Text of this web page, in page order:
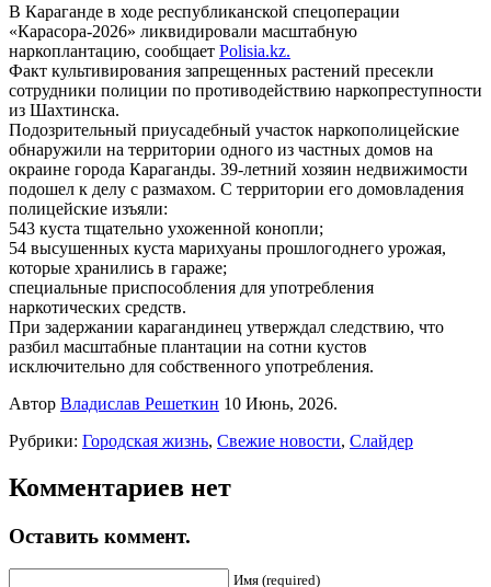
В Караганде в ходе республиканской спецоперации
«Карасора-2026» ликвидировали масштабную
наркоплантацию, сообщает Polisia.kz.
Факт культивирования запрещенных растений пресекли
сотрудники полиции по противодействию наркопреступности
из Шахтинска.
Подозрительный приусадебный участок наркополицейские
обнаружили на территории одного из частных домов на
окраине города Караганды. 39-летний хозяин недвижимости
подошел к делу с размахом. С территории его домовладения
полицейские изъяли:
543 куста тщательно ухоженной конопли;
54 высушенных куста марихуаны прошлогоднего урожая,
которые хранились в гараже;
специальные приспособления для употребления
наркотических средств.
При задержании карагандинец утверждал следствию, что
разбил масштабные плантации на сотни кустов
исключительно для собственного употребления.
Автор Владислав Решеткин 10 Июнь, 2026.
Рубрики: Городская жизнь, Свежие новости, Слайдер
Комментариев нет
Оставить коммент.
Имя (required)